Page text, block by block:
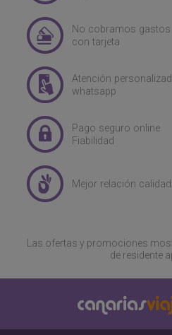
No cobramos gastos
con tarjeta
Atención
whatsapp
Pago seguro online
Fiabilidad
Mejor relación
Las ofertas y promociones
de residente